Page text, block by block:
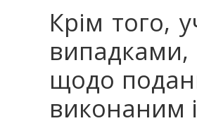
Крім того,
щодо
виконаним